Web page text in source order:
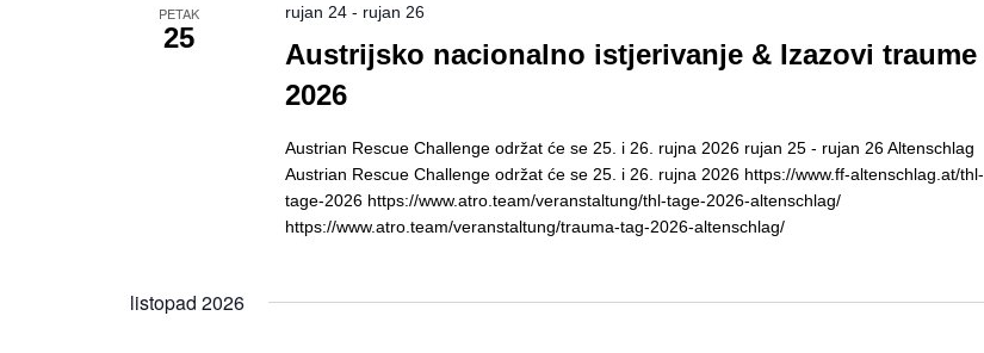
PETAK
25
rujan 24 - rujan 26
Austrijsko nacionalno istjerivanje & Izazovi traume
2026
Austrian Rescue Challenge održat će se 25. i 26. rujna 2026 rujan 25 - rujan 26 Altenschlag
Austrian Rescue Challenge održat će se 25. i 26. rujna 2026 https://www.ff-altenschlag.at/thl-
tage-2026 https://www.atro.team/veranstaltung/thl-tage-2026-altenschlag/
https://www.atro.team/veranstaltung/trauma-tag-2026-altenschlag/
listopad 2026